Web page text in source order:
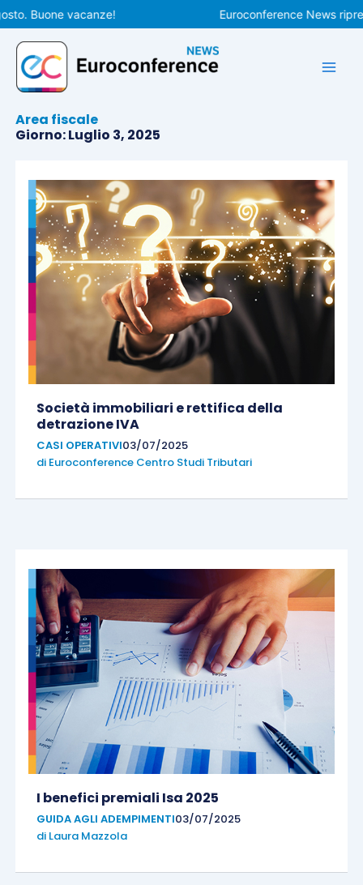
Vai
al
contenuto
Buone vacanze! Euroconference News
Area fiscale
Giorno: Luglio 3, 2025
Società immobiliari e rettifica della
detrazione IVA
CASI OPERATIVI03/07/2025
di Euroconference Centro Studi Tributari
I benefici premiali Isa 2025
GUIDA AGLI ADEMPIMENTI03/07/2025
di Laura Mazzola